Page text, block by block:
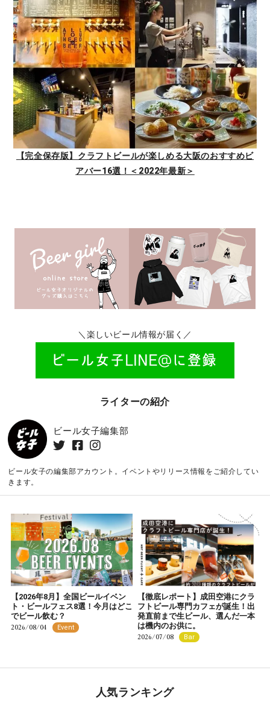
【完全保存版】クラフトビールが楽しめる大阪のおすすめビ
アバー16選！＜2022年最新＞
＼楽しいビール情報が届く／
ライターの紹介
ビール女子編集部
ビール女子の編集部アカウント。イベントやリリース情報をご紹介してい
きます。
【2026年8月】全国ビールイベン
ト・ビールフェス8選！今月はどこ
でビール飲む？
2026/08/04 Event
【徹底レポート】成田空港にクラ
フトビール専門カフェが誕生！出
発直前まで生ビール、選んだ一本
は機内のお供に。
2026/07/08 Bar
人気ランキング